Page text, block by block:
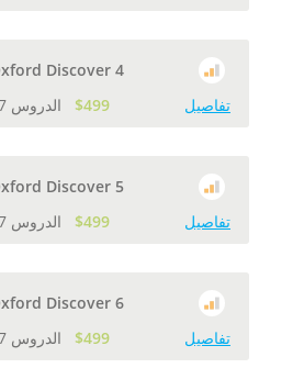
Discover 4
$499 تفاصيل
Discover 5
$499 تفاصيل
Discover 6
$499 تفاصيل